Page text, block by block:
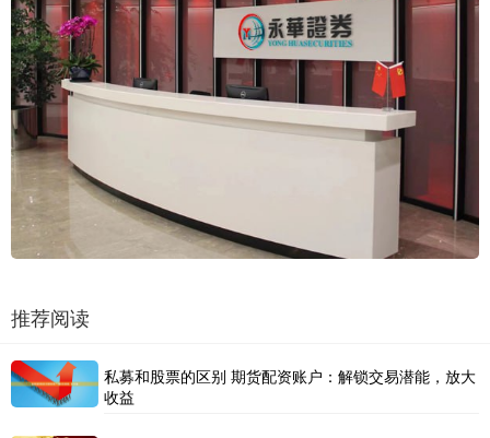
推荐阅读
私募和股票的区别 期货配资账户：解锁交易潜能，放大
收益